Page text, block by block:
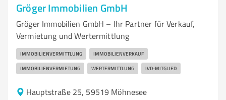
Gröger Immobilien GmbH
Gröger Immobilien GmbH – Ihr Partner für Verkauf,
Vermietung und Wertermittlung
IMMOBILIENVERMITTLUNG IMMOBILIENVERKAUF
IMMOBILIENVERMIETUNG WERTERMITTLUNG IVD-MITGLIED
Hauptstraße 25, 59519 Möhnesee